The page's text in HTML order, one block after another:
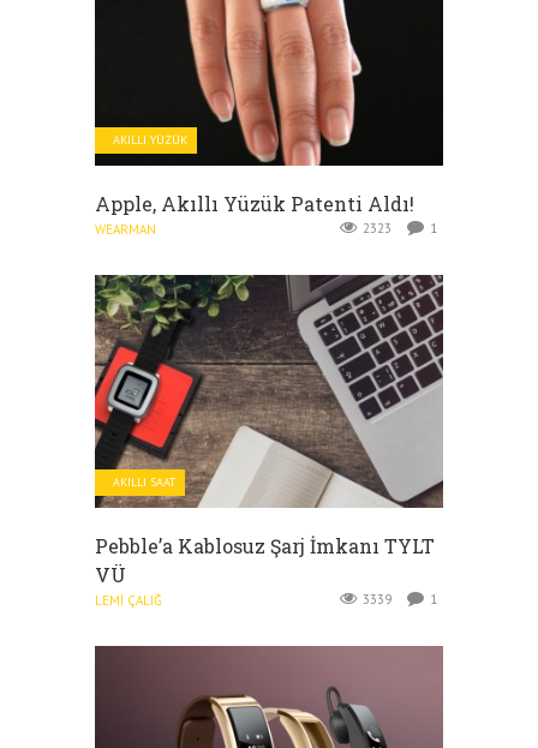
AKILLI YÜZÜK
Apple, Akıllı Yüzük Patenti Aldı!
WEARMAN 2323 1
AKILLI SAAT
Pebble’a Kablosuz Şarj İmkanı TYLT
VÜ
LEMI ÇALIĞ 3339 1